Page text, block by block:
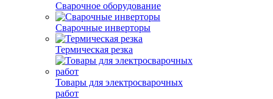
Сварочное оборудование
Сварочные инверторы
Термическая резка
Товары для электросварочных
работ